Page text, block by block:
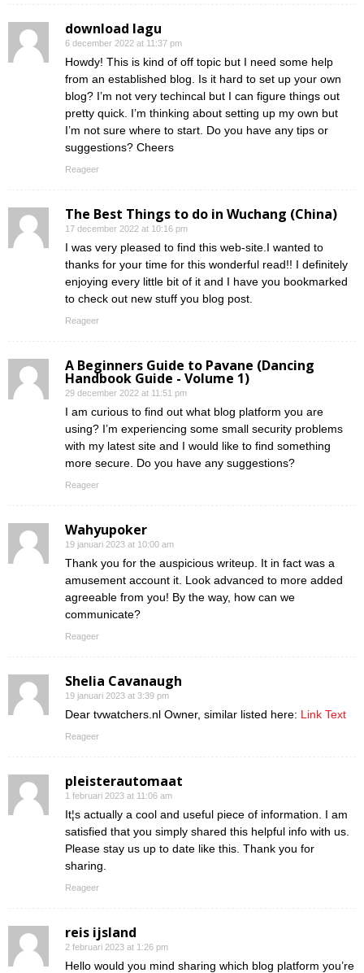
download lagu
6 december 2022 at 11:37 pm
Howdy! This is kind of off topic but I need some help
from an established blog. Is it hard to set up your own
blog? I’m not very techincal but I can figure things out
pretty quick. I’m thinking about setting up my own but
I’m not sure where to start. Do you have any tips or
suggestions? Cheers
Reageer
The Best Things to do in Wuchang (China)
17 december 2022 at 10:16 pm
I was very pleased to find this web-site.I wanted to
thanks for your time for this wonderful read!! I definitely
enjoying every little bit of it and I have you bookmarked
to check out new stuff you blog post.
Reageer
A Beginners Guide to Pavane (Dancing
Handbook Guide - Volume 1)
29 december 2022 at 11:51 pm
I am curious to find out what blog platform you are
using? I’m experiencing some small security problems
with my latest site and I would like to find something
more secure. Do you have any suggestions?
Reageer
Wahyupoker
19 januari 2023 at 10:00 am
Thank you for the auspicious writeup. It in fact was a
amusement account it. Look advanced to more added
agreeable from you! By the way, how can we
communicate?
Reageer
Shelia Cavanaugh
19 januari 2023 at 3:39 pm
Dear tvwatchers.nl Owner, similar listed here: Link Text
Reageer
pleisterautomaat
1 februari 2023 at 11:06 am
It¦s actually a cool and useful piece of information. I am
satisfied that you simply shared this helpful info with us.
Please stay us up to date like this. Thank you for
sharing.
Reageer
reis ijsland
2 februari 2023 at 1:26 pm
Hello would you mind sharing which blog platform you’re